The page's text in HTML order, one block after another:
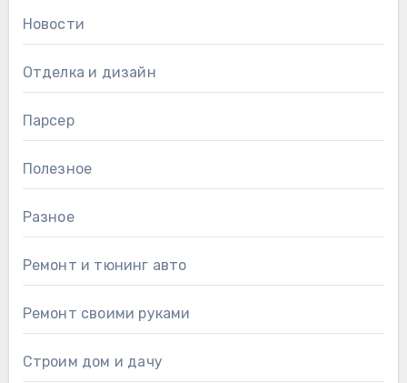
Новости
Отделка и дизайн
Парсер
Полезное
Разное
Ремонт и тюнинг авто
Ремонт своими руками
Строим дом и дачу